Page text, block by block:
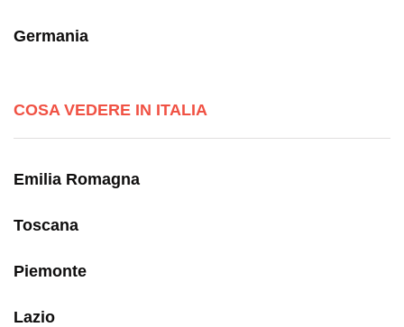
Germania
COSA VEDERE IN ITALIA
Emilia Romagna
Toscana
Piemonte
Lazio